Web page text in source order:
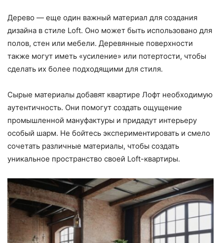
Дерево — еще один важный материал для создания
дизайна в стиле Loft. Оно может быть использовано для
полов, стен или мебели. Деревянные поверхности
также могут иметь «усиление» или потертости, чтобы
сделать их более подходящими для стиля.
Сырые материалы добавят квартире Лофт необходимую
аутентичность. Они помогут создать ощущение
промышленной мануфактуры и придадут интерьеру
особый шарм. Не бойтесь экспериментировать и смело
сочетать различные материалы, чтобы создать
уникальное пространство своей Loft-квартиры.